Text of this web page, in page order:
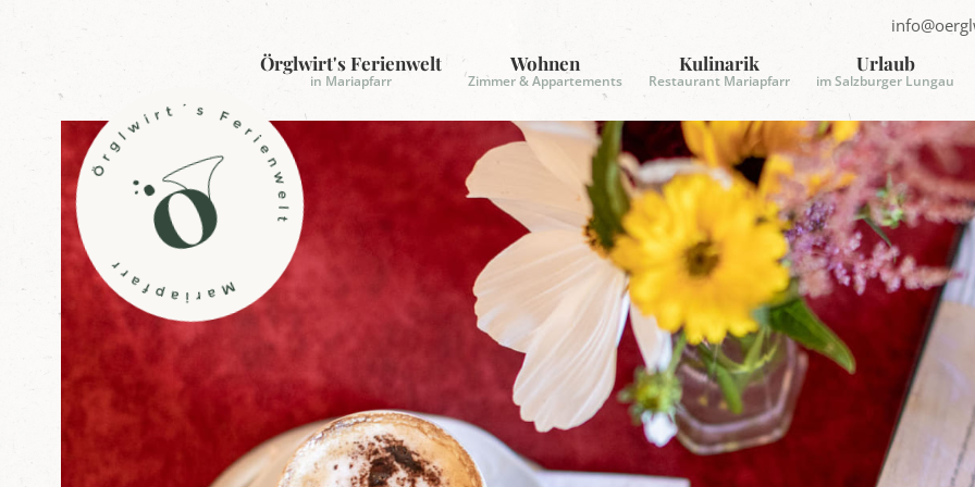
L
g
o
Ö
r
g
l
w
F
e
r
E
i
l
e
n
d
e
Örglwirt's Ferienwelt
in Mariapfarr
Wohnen
Zimmer & Appartements
Kulinarik
Restaurant Mariapfarr
Urlaub
im Salzburger Lungau